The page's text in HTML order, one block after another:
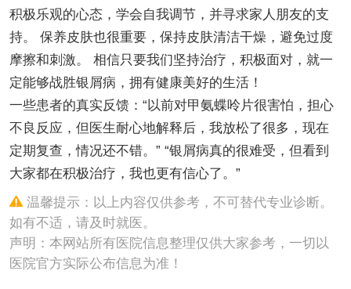
积极乐观的心态，学会自我调节，并寻求家人朋友的支
持。 保养皮肤也很重要，保持皮肤清洁干燥，避免过度
摩擦和刺激。 相信只要我们坚持治疗，积极面对，就一
定能够战胜银屑病，拥有健康美好的生活！
一些患者的真实反馈：“以前对甲氨蝶呤片很害怕，担心
不良反应，但医生耐心地解释后，我放松了很多，现在
定期复查，情况还不错。” “银屑病真的很难受，但看到
大家都在积极治疗，我也更有信心了。”
温馨提示：以上内容仅供参考，不可替代专业诊断。
如有不适，请及时就医。
声明：本网站所有医院信息整理仅供大家参考，一切以
医院官方实际公布信息为准！